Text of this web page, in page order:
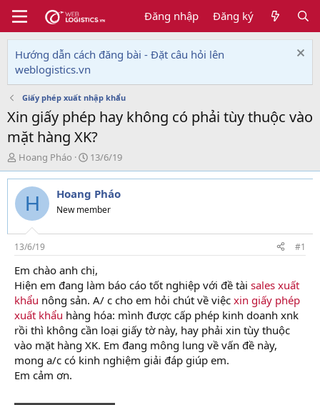
Đăng nhập Đăng ký
Hướng dẫn cách đăng bài - Đặt câu hỏi lên
weblogistics.vn
Giấy phép xuất nhập khẩu
Xin giấy phép hay không có phải tùy thuộc vào
mặt hàng XK?
T
h
r
e
d
s
t
a
r
t
e
r
Hoang Pháo
N
g
à
y
g
i
13/6/19
H Hoang Pháo
New member
13/6/19 #1
Em chào anh chị,
Hiện em đang làm báo cáo tốt nghiệp với đề tài sales xuất
khẩu nông sản. A/ c cho em hỏi chút về việc xin giấy phép
xuất khẩu hàng hóa: mình được cấp phép kinh doanh xnk
rồi thì không cần loại giấy tờ này, hay phải xin tùy thuộc
vào mặt hàng XK. Em đang mông lung về vấn đề này,
mong a/c có kinh nghiệm giải đáp giúp em.
Em cảm ơn.